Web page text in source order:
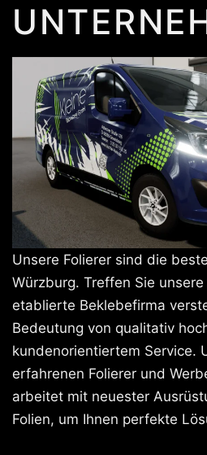
Unsere Folierer sind die
Würzburg. Treffen Sie
etablierte Beklebefirma
Bedeutung von qualitativ
kundenorientiertem Service.
erfahrenen Folierer und
arbeitet mit neuester
Folien, um Ihnen perfekte